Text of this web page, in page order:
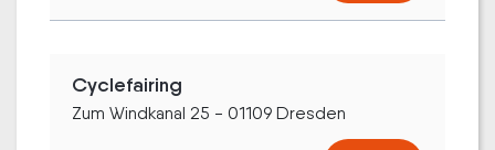
Cyclefairing
Zum Windkanal 25 - 01109 Dresden